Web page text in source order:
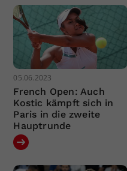
05.06.2023
French Open: Auch
Kostic kämpft sich in
Paris in die zweite
Hauptrunde